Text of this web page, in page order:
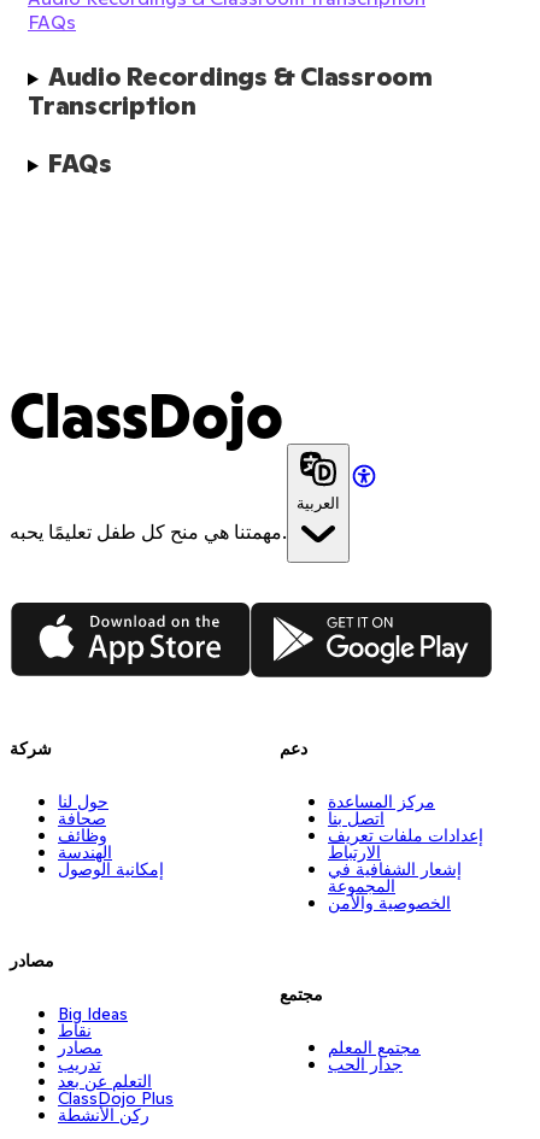
FAQs
Audio Recordings & Classroom
Transcription
FAQs
ClassDojo
مهمتنا هي منح كل طفل تعليمًا يحبه.
العربية
App Store Google Play
شركة
حول لنا
صحافة
وظائف
الهندسة
إمكانية الوصول
مصادر
Big Ideas
نقاط
مصادر
تدريب
التعلم عن بعد
ClassDojo Plus
ركن الأنشطة
دعم
مركز المساعدة
اتصل بنا
إعدادات ملفات تعريف
الارتباط
إشعار الشفافية في
المجموعة
الخصوصية والأمن
مجتمع
مجتمع المعلم
جدار الحب